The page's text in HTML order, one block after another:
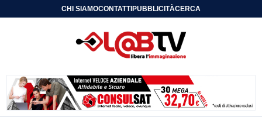
CHI SIAMOCONTATTIPUBBLICITÀCERCA